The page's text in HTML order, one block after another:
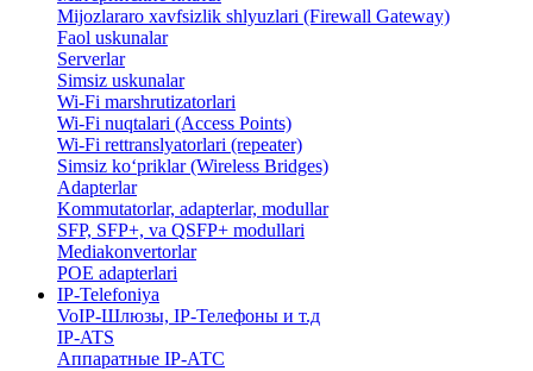
Mijozlararo xavfsizlik shlyuzlari (Firewall Gateway)
Faol uskunalar
Serverlar
Simsiz uskunalar
Wi-Fi marshrutizatorlari
Wi-Fi nuqtalari (Access Points)
Wi-Fi rettranslyatorlari (repeater)
Simsiz ko‘priklar (Wireless Bridges)
Adapterlar
Kommutatorlar, adapterlar, modullar
SFP, SFP+, va QSFP+ modullari
Mediakonvertorlar
POE adapterlari
IP-Telefoniya
VoIP-Шлюзы, IP-Телефоны и т.д
IP-ATS
Аппаратные IP-АТС